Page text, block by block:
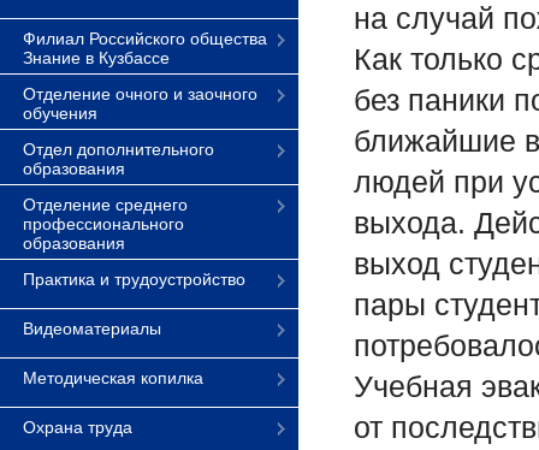
Филиал Российского общества
Знание в Кузбассе
Отделение очного и заочного
обучения
Отдел дополнительного
образования
Отделение среднего
профессионального
образования
Практика и трудоустройство
Видеоматериалы
Методическая копилка
Охрана труда
на случай
Как только
без паники
ближайшие
людей при
выхода.
выход
пары
Учебная
от